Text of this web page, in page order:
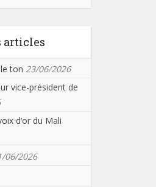
articles
ton 23/06/2026
vice-président de
d’or du Mali
06/2026